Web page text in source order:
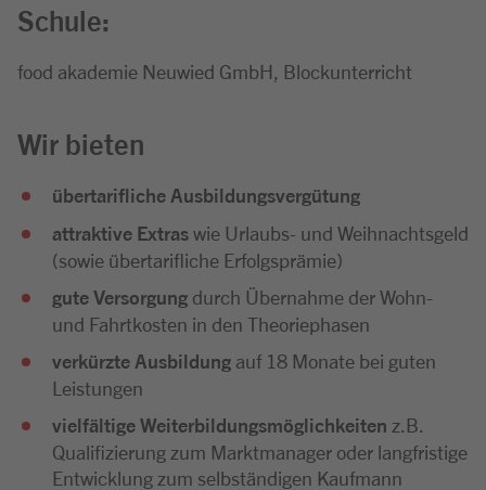
Schule:
food akademie Neuwied GmbH, Blockunterricht
Wir bieten
übertarifliche Ausbildungsvergütung
attraktive Extraswie Urlaubs- und Weihnachtsgeld
(sowie übertarifliche Erfolgsprämie)
gute Versorgung durch Übernahme der Wohn-
und Fahrtkosten in den Theoriephasen
verkürzte Ausbildung auf 18 Monate bei guten
Leistungen
vielfältige Weiterbildungsmöglichkeiten z.B.
Qualifizierung zum Marktmanager oder langfristige
Entwicklung zum selbständigen Kaufmann